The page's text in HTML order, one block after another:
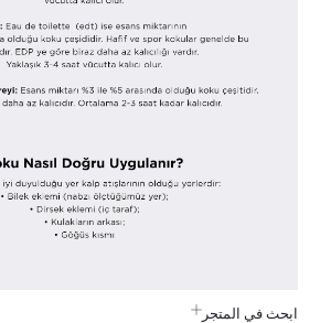
ابحث في المتجر